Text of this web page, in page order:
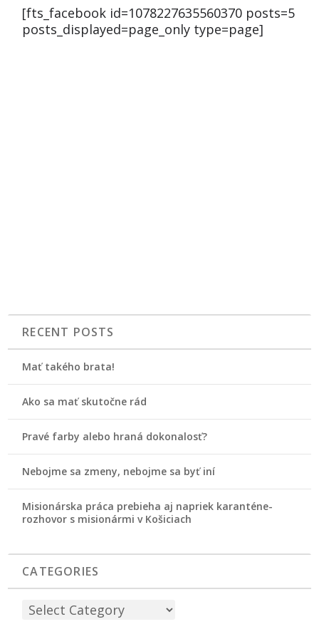
[fts_facebook id=1078227635560370 posts=5
posts_displayed=page_only type=page]
RECENT POSTS
Mať takého brata!
Ako sa mať skutočne rád
Pravé farby alebo hraná dokonalosť?
Nebojme sa zmeny, nebojme sa byť iní
Misionárska práca prebieha aj napriek karanténe-
rozhovor s misionármi v Košiciach
CATEGORIES